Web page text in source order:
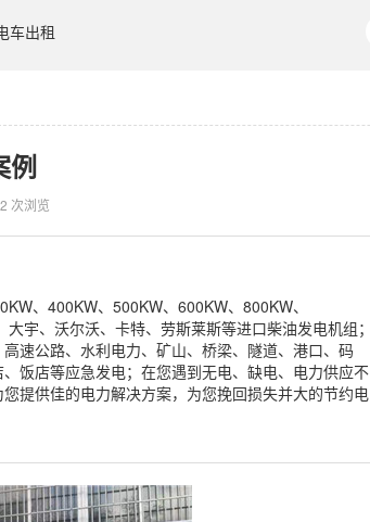
车出租
例
次浏览
、400KW、500KW、600KW、800KW、
宇、沃尔沃、卡特、劳斯莱斯等进口柴油发电机组；
速公路、水利电力、矿山、桥梁、隧道、港口、码
饭店等应急发电；在您遇到无电、缺电、电力供应不
提供佳的电力解决方案，为您挽回损失并大的节约电